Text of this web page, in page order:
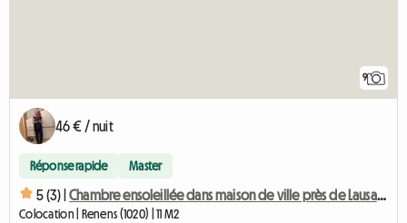
9
46 € / nuit
Réponse rapide Master
5 (3) | Chambre ensoleillée dans maison de ville près de Lausanne-1
Colocation | Renens (1020) | 11 M2